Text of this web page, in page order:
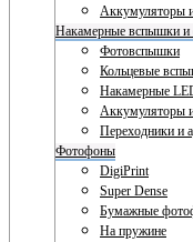
Аккумуляторы
Накамерные вспышки и
Фотовспышки
Кольцевые
Накамерные
Аккумуляторы
Переходники и
Фотофоны
DigiPrint
Super Dense
Бумажные
На пружине